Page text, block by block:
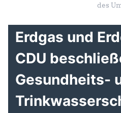
des
Erdgas und
CDU
Gesundheits-